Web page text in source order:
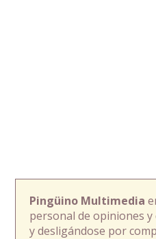
Pingüino Multimedia
personal de opiniones
y desligándose por